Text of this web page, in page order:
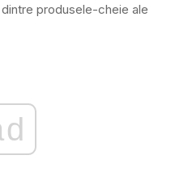
produsele-cheie ale